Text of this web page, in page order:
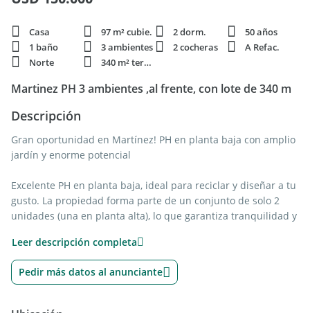
Casa 97 m² cubie. 2 dorm.
50 años
1 baño
3 ambientes 2 cocheras
A Refac.
Norte
340 m² terren.
Martinez PH 3 ambientes ,al frente, con lote de 340 m
Descripción
Gran oportunidad en Martínez! PH en planta baja con amplio
jardín y enorme potencial
Excelente PH en planta baja, ideal para reciclar y diseñar a tu
gusto. La propiedad forma parte de un conjunto de solo 2
unidades (una en planta alta), lo que garantiza tranquilidad y
Se compone de un cómodo living comedor con cocina
integrada, equipada con amplia mesada y abundante
dormitorios bien distribuidos.
Leer descripción completa
Pedir más datos al anunciante